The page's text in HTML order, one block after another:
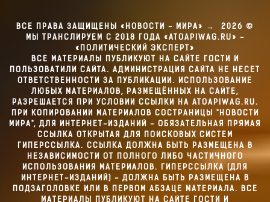
ВСЕ ПРАВА ЗАЩИЩЕНЫ «НОВОСТИ - МИРА» → 2026 ©
МЫ ТРАНСЛИРУЕМ С 2018 ГОДА «ATOAPIWAG.RU» -
«ПОЛИТИЧЕСКИЙ ЭКСПЕРТ»
ВСЕ МАТЕРИАЛЫ ПУБЛИКУЮТ НА САЙТЕ ГОСТИ И
ПОЛЬЗОВАТИЛИ САЙТА. АДМИНИСТРАЦИЯ САЙТА НЕ НЕСЕТ
ОТВЕТСТВЕННОСТИ ЗА ПУБЛИКАЦИИ. ИСПОЛЬЗОВАНИЕ
ЛЮБЫХ МАТЕРИАЛОВ, РАЗМЕЩЁННЫХ НА САЙТЕ,
РАЗРЕШАЕТСЯ ПРИ УСЛОВИИ ССЫЛКИ НА ATOAPIWAG.RU.
ПРИ КОПИРОВАНИИ МАТЕРИАЛОВ СОСТРАНИЦЫ "НОВОСТИ
МИРА", ДЛЯ ИНТЕРНЕТ-ИЗДАНИЙ - ОБЯЗАТЕЛЬНАЯ ПРЯМАЯ
ССЫЛКА ОТКРЫТАЯ ДЛЯ ПОИСКОВЫХ СИСТЕМ
ГИПЕРССЫЛКА. ССЫЛКА ДОЛЖНА БЫТЬ РАЗМЕЩЕНА В
НЕЗАВИСИМОСТИ ОТ ПОЛНОГО ЛИБО ЧАСТИЧНОГО
ИСПОЛЬЗОВАНИЯ МАТЕРИАЛОВ. ГИПЕРССЫЛКА (ДЛЯ
ИНТЕРНЕТ-ИЗДАНИЙ) - ДОЛЖНА БЫТЬ РАЗМЕЩЕНА В
ПОДЗАГОЛОВКЕ ИЛИ В ПЕРВОМ АБЗАЦЕ МАТЕРИАЛА. ВСЕ
МАТЕРИАЛЫ ПУБЛИКУЮТ НА САЙТЕ ГОСТИ И